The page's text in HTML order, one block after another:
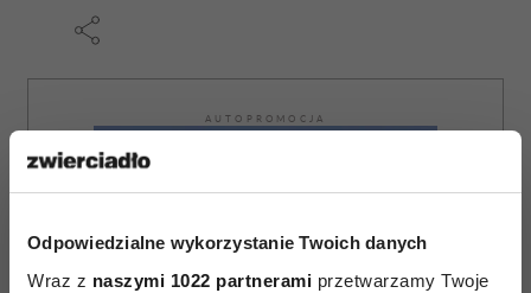
Odpowiedzialne wykorzystanie Twoich danych
Wraz z naszymi 1022 partnerami przetwarzamy Twoje
AUTOPROMOCJA